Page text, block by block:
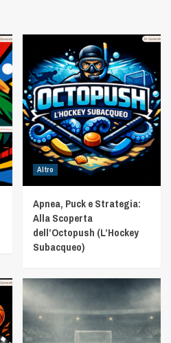
Altro
Apnea, Puck e Strategia:
Alla Scoperta
dell’Octopush (L’Hockey
Subacqueo)